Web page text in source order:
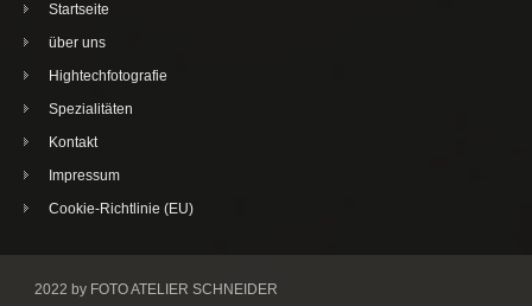
Startseite
über uns
Hightechfotografie
Spezialitäten
Kontakt
Impressum
Cookie-Richtlinie (EU)
2022 by FOTO ATELIER SCHNEIDER